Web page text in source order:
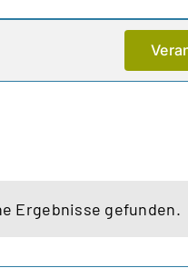
Hinweis
Ergebnisse gefunden.